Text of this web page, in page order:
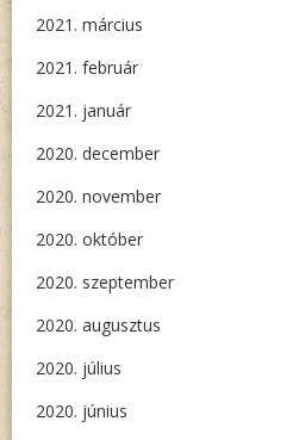
2021. március
2021. február
2021. január
2020. december
2020. november
2020. október
2020. szeptember
2020. augusztus
2020. július
2020. június